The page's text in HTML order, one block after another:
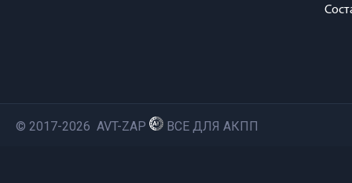
© 2017-2026 AVT-ZAP ВСЕ ДЛЯ АКПП